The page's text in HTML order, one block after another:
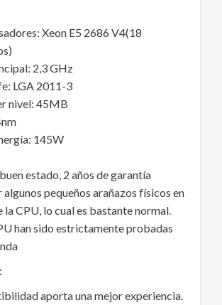
Xeon E5 2686 V4(18
2,3 GHz
LGA 2011-3
nivel: 45MB
145W
estado, 2 años de garantía
algunos pequeños arañazos físicos en
la CPU, lo cual es bastante normal.
han sido estrictamente probadas
aporta una mejor experiencia.